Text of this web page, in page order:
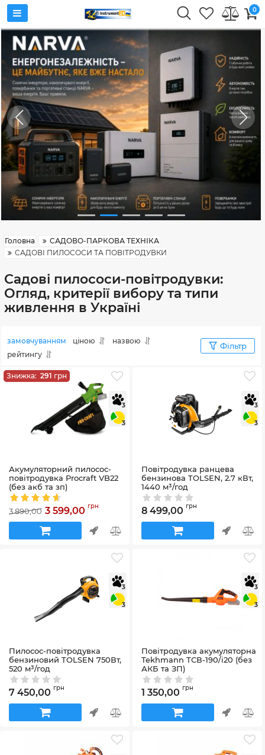
0
Головна
САДОВО-ПАРКОВА ТЕХНІКА
САДОВІ ПИЛОСОСИ ТА ПОВІТРОДУВКИ
Садові пилососи-повітродувки:
Огляд, критерії вибору та типи
живлення в Україні
замовчуванням ціною
назвою
рейтингу
Фільтр
Знижка: 291 грн
3
3
Акумуляторний пилосос-
повітродувка Procraft VB22
(без акб та зп)
Артикул:VB22
3 890,00 3 599,00 грн
3
3
Повітродувка ранцева
бензинова TOLSEN, 2.7 кВт,
1440 м³/год
Артикул:79629
8 499,00 грн
3
3
Пилосос-повітродувка
бензиновий TOLSEN 750Вт,
520 м³/год
Артикул:79628
7 450,00 грн
3
3
Повітродувка акумуляторна
Tekhmann ТСВ-190/i20 (без
АКБ та ЗП)
Артикул:850992
1 350,00 грн